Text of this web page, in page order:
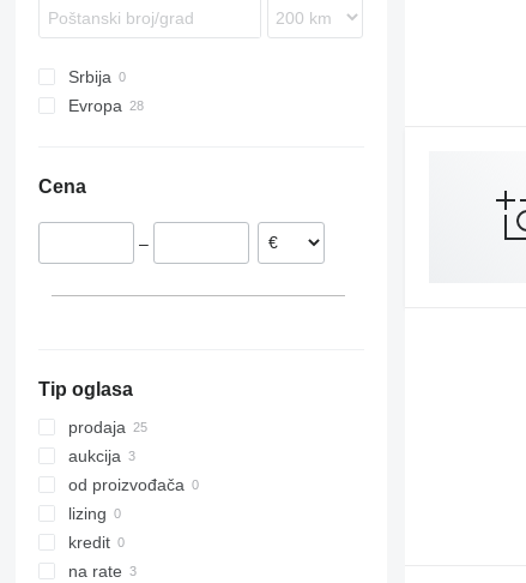
Srbija
Evropa
Rumunija
Slovenija
Cena
–
Tip oglasa
prodaja
aukcija
od proizvođača
lizing
kredit
na rate